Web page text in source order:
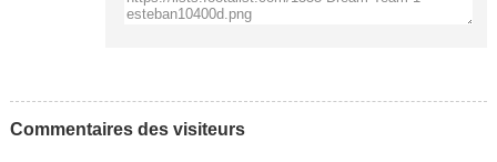
Commentaires des visiteurs